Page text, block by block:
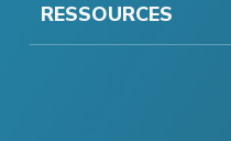
RESSOURCES